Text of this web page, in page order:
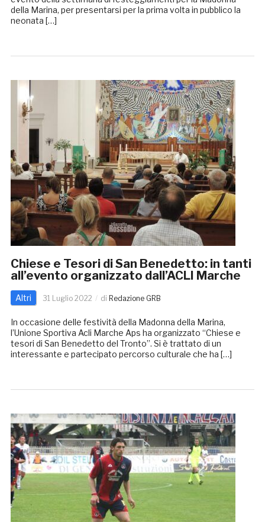
della Marina, per presentarsi per la prima volta in pubblico la
neonata […]
Chiese e Tesori di San Benedetto: in tanti
all’evento organizzato dall’ACLI Marche
Altri 31 Luglio 2022 di Redazione GRB
In occasione delle festività della Madonna della Marina,
l’Unione Sportiva Acli Marche Aps ha organizzato “Chiese e
tesori di San Benedetto del Tronto”. Si è trattato di un
interessante e partecipato percorso culturale che ha […]